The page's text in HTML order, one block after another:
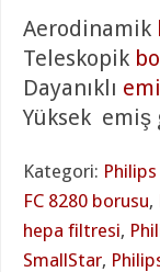
Aerodinamik
Teleskopik
Dayanıklı
Yüksek emiş
Kategori: Philips
FC 8280 borusu,
hepa filtresi,
SmallStar,